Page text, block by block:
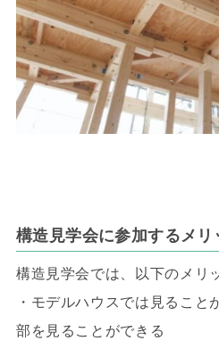
構造見学会に参加するメリ
構造見学会では、以下のメリ
・モデルハウスでは見ること
部を見ることができる